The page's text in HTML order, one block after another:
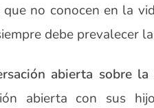
no conocen en la
debe prevalecer
abierta sobre
abierta con sus